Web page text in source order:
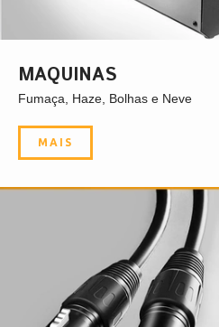
MAQUINAS
Fumaça, Haze, Bolhas e Neve
MAIS